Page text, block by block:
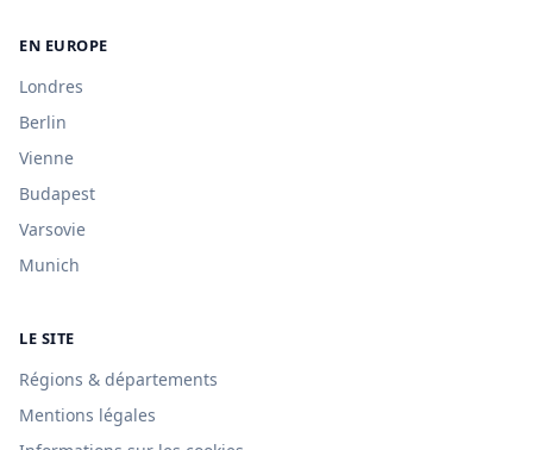
EN EUROPE
Londres
Berlin
Vienne
Budapest
Varsovie
Munich
LE SITE
Régions & départements
Mentions légales